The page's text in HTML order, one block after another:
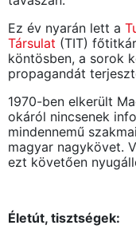
Ez év nyarán lett a
Társulat (TIT)
köntösben, a sorok
propagandát
1970-ben elkerült
okáról nincsenek
mindennemű
magyar nagykövet.
ezt követően
Életút, tisztségek: